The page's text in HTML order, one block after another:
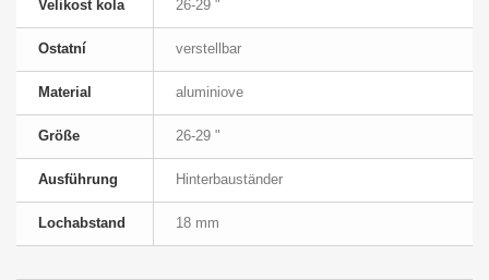
Velikost kola 26-29 "
Ostatní verstellbar
Material aluminiove
Größe 26-29 "
Ausführung Hinterbauständer
Lochabstand 18 mm